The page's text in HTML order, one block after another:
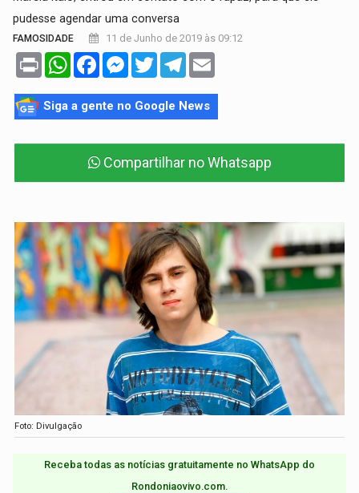
pudesse agendar uma conversa
FAMOSIDADE 11 de Junho de 2019 às 09:12
Print WhatsAppFacebookMessenger
TwitterTelegram
Siga a gente no Google News
Compartilhar no Whatsapp
Foto: Divulgação
Receba todas as notícias gratuitamente no WhatsApp do
Rondoniaovivo.com.​